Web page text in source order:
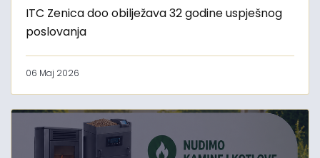
ITC Zenica doo obilježava 32 godine uspješnog
poslovanja
06 Maj 2026